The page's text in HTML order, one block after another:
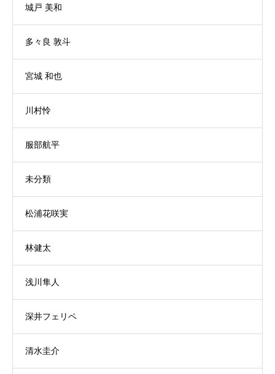
城戸 美和
多々良 敦斗
宮城 和也
川村怜
服部航平
未分類
松浦花咲実
林健太
浅川隼人
深井フェリペ
清水圭介